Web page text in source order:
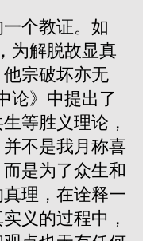
个教证。如
为解脱故显真
宗破坏亦无
论》中提出了
等胜义理论，
不是我月称喜
是为了众生和
理，在诠释一
义的过程中，